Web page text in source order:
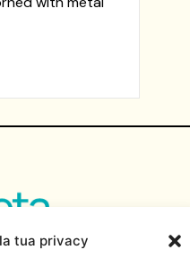
tua privacy
Scuola Superiore di Giornalismo